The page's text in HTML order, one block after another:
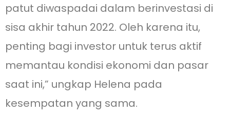
patut diwaspadai dalam berinvestasi di
sisa akhir tahun 2022. Oleh karena itu,
penting bagi investor untuk terus aktif
memantau kondisi ekonomi dan pasar
saat ini,” ungkap Helena pada
kesempatan yang sama.